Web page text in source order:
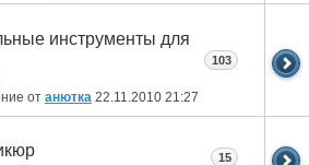
инструменты для
от анютка 22.11.2010 21:27
103
15